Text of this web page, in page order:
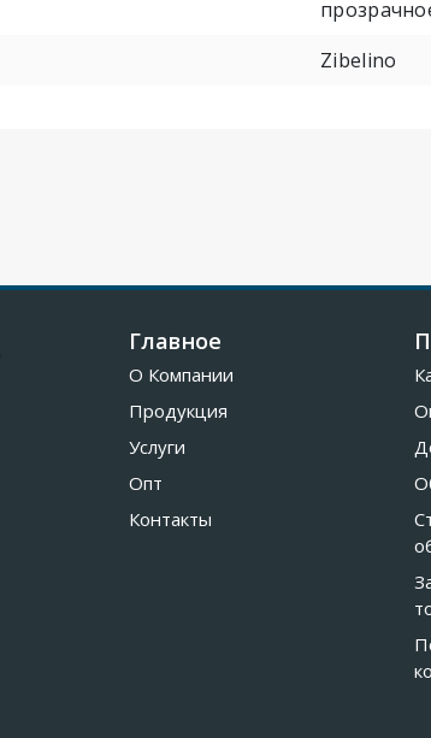
Zibelino
Главное
О Компании
Продукция
Услуги
Опт
Контакты